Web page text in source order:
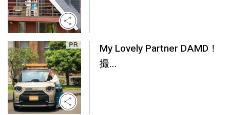
My Lovely Partner DAMD！
撮...